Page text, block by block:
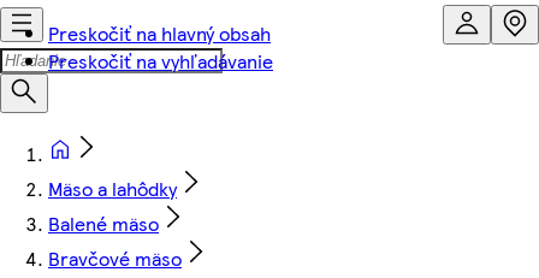
Preskočiť na hlavný obsah
Preskočiť na vyhľadávanie
Mäso a lahôdky
Balené mäso
Bravčové mäso